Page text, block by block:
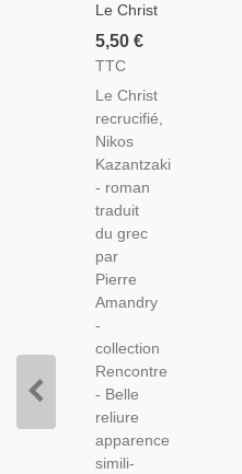
Le Christ
Recrucifié,
Nikos
- Village
Grec,
Grèce,
Passion
Du
Christ,
Grecs
Orthodoxes,
Rencontre,
5,50 €
TTC
Le Christ
recrucifié,
Nikos
Kazantzaki
- roman
traduit
du grec
par
Pierre
Amandry
-
collection
Rencontre
- Belle
reliure
apparence
simili-